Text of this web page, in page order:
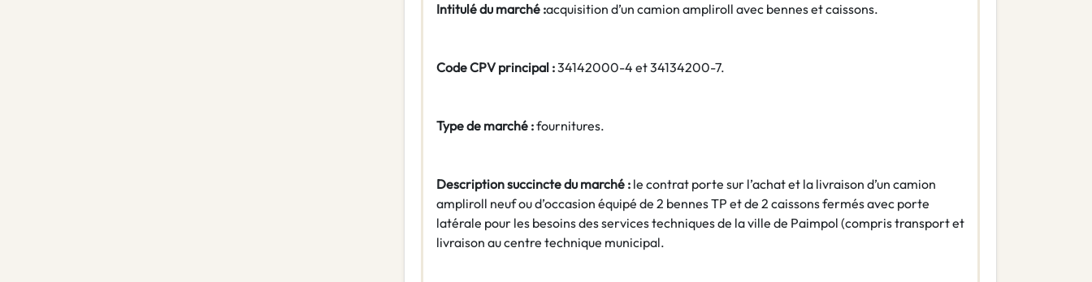
Intitulé du marché :acquisition d’un camion ampliroll avec bennes et caissons.
Code CPV principal :34142000-4 et 34134200-7.
Type de marché :fournitures.
Description succincte du marché : le contrat porte sur l’achat et la livraison d’un camion
ampliroll neuf ou d’occasion équipé de 2 bennes TP et de 2 caissons fermés avec porte
latérale pour les besoins des services techniques de la ville de Paimpol (compris transport et
livraison au centre technique municipal.